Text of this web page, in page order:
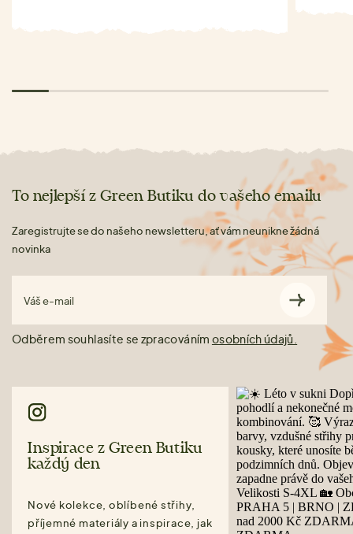
To nejlepší z Green Butiku do vašeho emailu
Zaregistrujte se do našeho newsletteru, ať vám neunikne žádná
novinka
Váš e-mail
Odběrem souhlasíte se zpracováním osobních údajů.
Inspirace z Green Butiku
každý den
Nové kolekce, oblíbené střihy,
příjemné materiály a inspirace, jak